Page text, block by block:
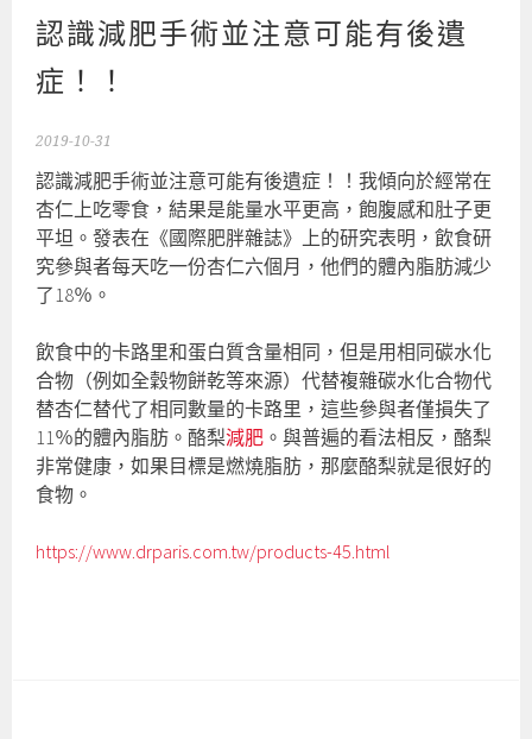
認識減肥手術並注意可能有後遺
症！！
2019-10-31
認識減肥手術並注意可能有後遺症！！我傾向於經常在
杏仁上吃零食，結果是能量水平更高，飽腹感和肚子更
平坦。發表在《國際肥胖雜誌》上的研究表明，飲食研
究參與者每天吃一份杏仁六個月，他們的體內脂肪減少
了18％。
飲食中的卡路里和蛋白質含量相同，但是用相同碳水化
合物（例如全穀物餅乾等來源）代替複雜碳水化合物代
替杏仁替代了相同數量的卡路里，這些參與者僅損失了
11％的體內脂肪。酪梨減肥 。與普遍的看法相反，酪梨
非常健康，如果目標是燃燒脂肪，那麼酪梨就是很好的
食物。
https://www.drparis.com.tw/products-45.html